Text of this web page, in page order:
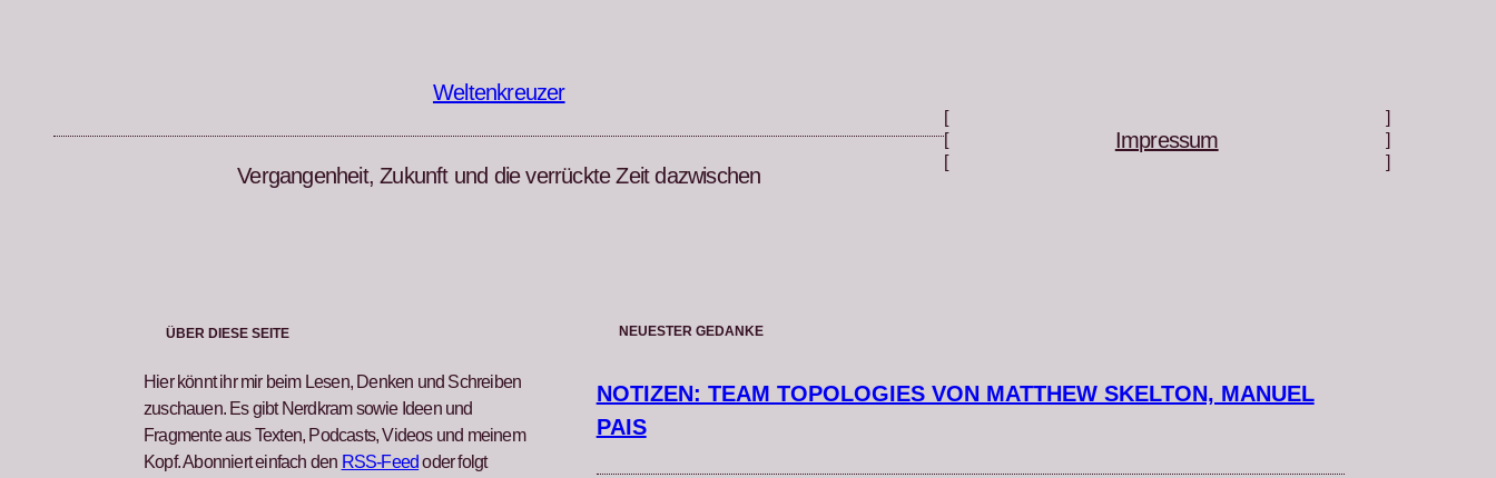
Weltenkreuzer
Vergangenheit, Zukunft und die verrückte Zeit dazwischen
[
[
[
Impressum
]
]
]
ÜBER DIESE SEITE
Hier könnt ihr mir beim Lesen, Denken und Schreiben
zuschauen. Es gibt Nerdkram sowie Ideen und
Fragmente aus Texten, Podcasts, Videos und meinem
Kopf. Abonniert einfach den RSS-Feed oder folgt
NEUESTER GEDANKE
NOTIZEN: TEAM TOPOLOGIES VON MATTHEW SKELTON, MANUEL
PAIS